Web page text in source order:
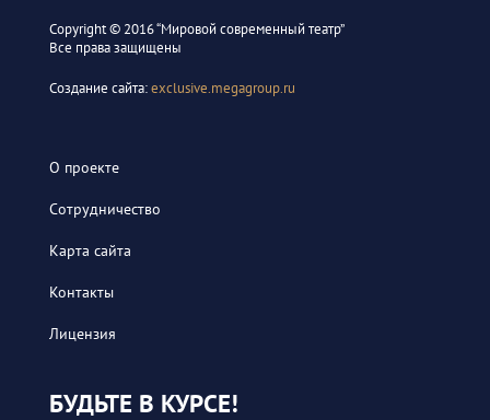
Сopyright © 2016 “Мировой современный театр”
Все права защищены
Создание сайта:exclusive.megagroup.ru
О проекте
Сотрудничество
Карта сайта
Контакты
Лицензия
БУДЬТЕ В КУРСЕ!